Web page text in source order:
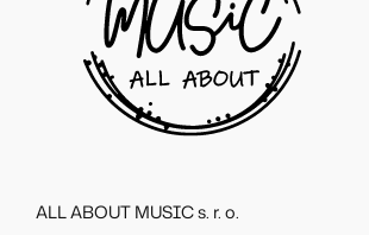
ALL ABOUT MUSIC s. r. o.